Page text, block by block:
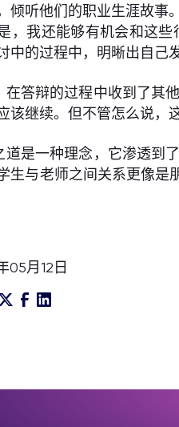
倾听他们的职业生涯故事。
，我还能够有机会和这
中的过程中，明晰出自己
在答辩的过程中收到了其
该继续。但不管怎么说，
道是一种理念，它渗透到
生与老师之间关系更像是
05月12日